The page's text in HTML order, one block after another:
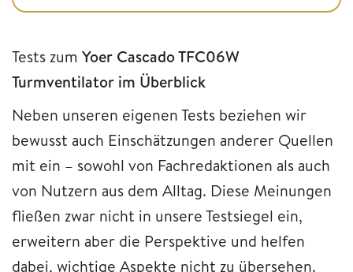
Tests zum Yoer Cascado TFC06W
Turmventilator im Überblick
Neben unseren eigenen Tests beziehen wir
bewusst auch Einschätzungen anderer Quellen
mit ein – sowohl von Fachredaktionen als auch
von Nutzern aus dem Alltag. Diese Meinungen
fließen zwar nicht in unsere Testsiegel ein,
erweitern aber die Perspektive und helfen
dabei, wichtige Aspekte nicht zu übersehen.